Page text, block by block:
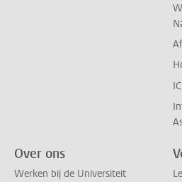
Over ons
Werken bij de Universiteit